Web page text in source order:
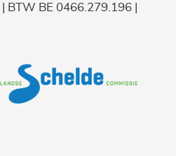
| BTW BE 0466.279.196 |